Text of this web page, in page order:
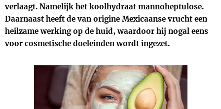
verlaagt. Namelijk het koolhydraat mannoheptulose.
Daarnaast heeft de van origine Mexicaanse vrucht een
heilzame werking op de huid, waardoor hij nogal eens
voor cosmetische doeleinden wordt ingezet.